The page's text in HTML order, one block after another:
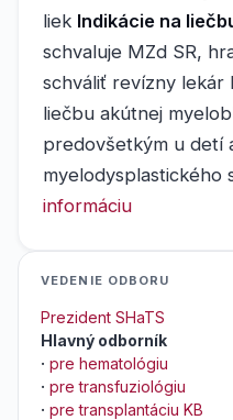
liek Indikácie na
schvaluje MZd SR,
schváliť revízny lekár
liečbu akútnej
predovšetkým u detí
myelodysplastického
informáciu
VEDENIE ODBORU
Prezident SHaTS
Hlavný odborník
· pre hematológiu
· pre transfuziológiu
· pre transplantáciu KB